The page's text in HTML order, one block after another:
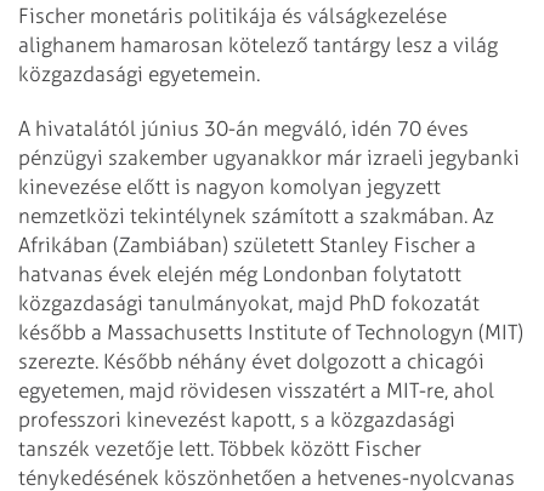
Fischer monetáris politikája és válságkezelése
alighanem hamarosan kötelező tantárgy lesz a világ
közgazdasági egyetemein.
A hivatalától június 30-án megváló, idén 70 éves
pénzügyi szakember ugyanakkor már izraeli jegybanki
kinevezése előtt is nagyon komolyan jegyzett
nemzetközi tekintélynek számított a szakmában. Az
Afrikában (Zambiában) született Stanley Fischer a
hatvanas évek elején még Londonban folytatott
közgazdasági tanulmányokat, majd PhD fokozatát
később a Massachusetts Institute of Technologyn (MIT)
szerezte. Később néhány évet dolgozott a chicagói
egyetemen, majd rövidesen visszatért a MIT-re, ahol
professzori kinevezést kapott, s a közgazdasági
tanszék vezetője lett. Többek között Fischer
ténykedésének köszönhetően a hetvenes-nyolcvanas